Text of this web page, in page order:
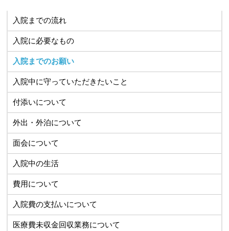
入院までの流れ
入院に必要なもの
入院までのお願い
入院中に守っていただきたいこと
付添いについて
外出・外泊について
面会について
入院中の生活
費用について
入院費の支払いについて
医療費未収金回収業務について